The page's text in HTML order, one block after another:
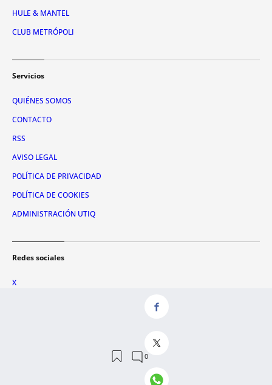
HULE & MANTEL
CLUB METRÓPOLI
Servicios
QUIÉNES SOMOS
CONTACTO
RSS
AVISO LEGAL
POLÍTICA DE PRIVACIDAD
POLÍTICA DE COOKIES
ADMINISTRACIÓN UTIQ
Redes sociales
X